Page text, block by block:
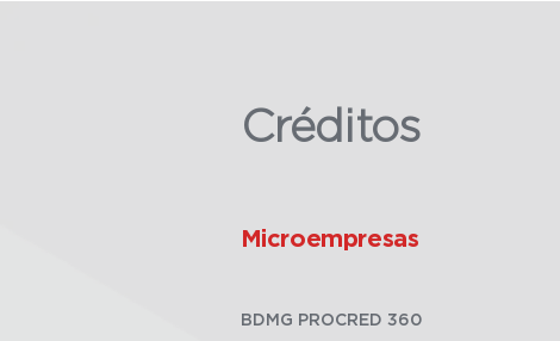
Créditos
Microempresas
BDMG PROCRED 360